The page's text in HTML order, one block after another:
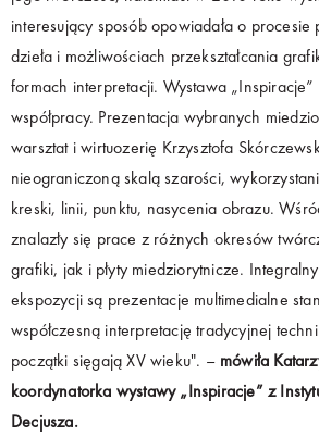
interesujący sposób opowiadała o
dzieła i możliwościach przekształcania
formach interpretacji. Wystawa
współpracy. Prezentacja wybranych
warsztat i wirtuozerię Krzysztofa
nieograniczoną skalą szarości,
kreski, linii, punktu, nasycenia obrazu.
znalazły się prace z różnych okresów
grafiki, jak i płyty miedziorytnicze.
ekspozycji są prezentacje multimedialne
współczesną interpretację tradycyjnej
początki sięgają XV wieku". – mówiła
koordynatorka wystawy „Inspiracje” z
Decjusza.